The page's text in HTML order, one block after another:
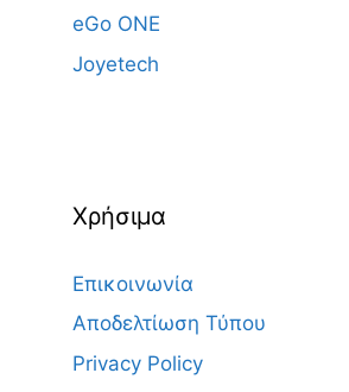
eGo ONE
Joyetech
Χρήσιμα
Επικοινωνία
Αποδελτίωση Τύπου
Privacy Policy